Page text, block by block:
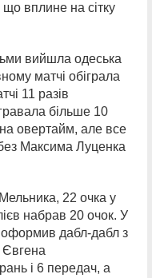
що вплине на сітку
вийшла одеська
матчі обіграла
11 разів
більше 10
на овертайм, але все
Максима Луценка
22 очка у
набрав 20 очок. У
дабл-дабл з
Євгена
і 6 передач, а